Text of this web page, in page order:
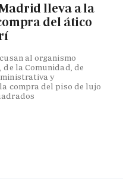
lleva a la
del ático
al organismo
la Comunidad, de
y
compra del piso de lujo